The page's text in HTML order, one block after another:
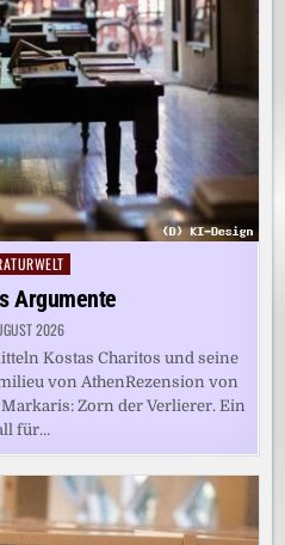
Argumente
2026
Kostas Charitos und seine
von AthenRezension von
Zorn der Verlierer. Ein
für…